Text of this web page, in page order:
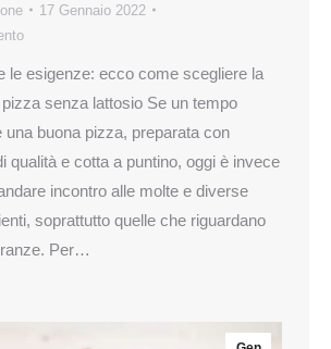
17 Gennaio 2022
le esigenze: ecco come scegliere la
senza lattosio Se un tempo
una buona pizza, preparata con
qualità e cotta a puntino, oggi è invece
incontro alle molte e diverse
soprattutto quelle che riguardano
Per…